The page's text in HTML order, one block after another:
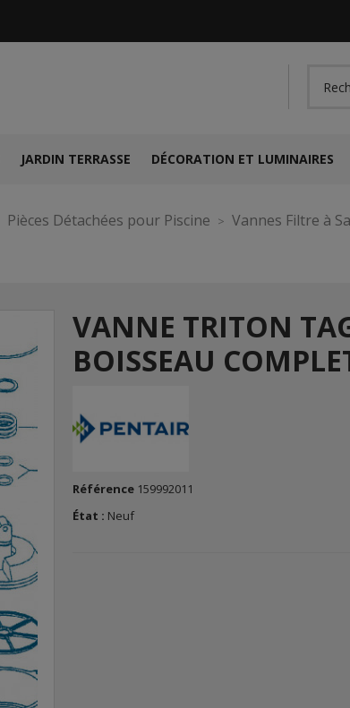
JARDIN TERRASSE DÉCORATION ET LUMINAIRES
Pièces Détachées pour Piscine
Vannes Filtre à
VANNE TRITON
BOISSEAU
Référence 159992011
État : Neuf